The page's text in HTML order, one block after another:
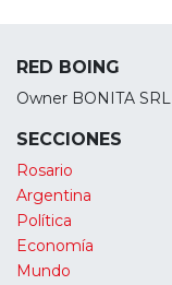
RED BOING
Owner BONITA SRL
SECCIONES
Rosario
Argentina
Política
Economía
Mundo